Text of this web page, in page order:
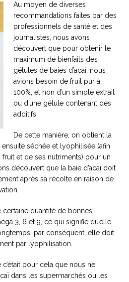
Au moyen de diverses
recommandations faites par des
professionnels de santé et des
journalistes, nous avons
découvert que pour obtenir le
maximum de bienfaits des
gélules de baies d’acaï, nous
avions besoin de fruit pur à
100%, et non d’un simple extrait
ou d’une gélule contenant des
additifs.
De cette manière, on obtient la
séchée et lyophilisée (afin
fruit et de ses nutriments) pour un
découvert que la baie d’acaï doit
après sa récolte en raison de
certaine quantité de bonnes
3, 6 et 9, ce qui signifie qu’elle
par conséquent, elle doit
par lyophilisation.
pour cela que nous ne
dans les supermarchés ou les